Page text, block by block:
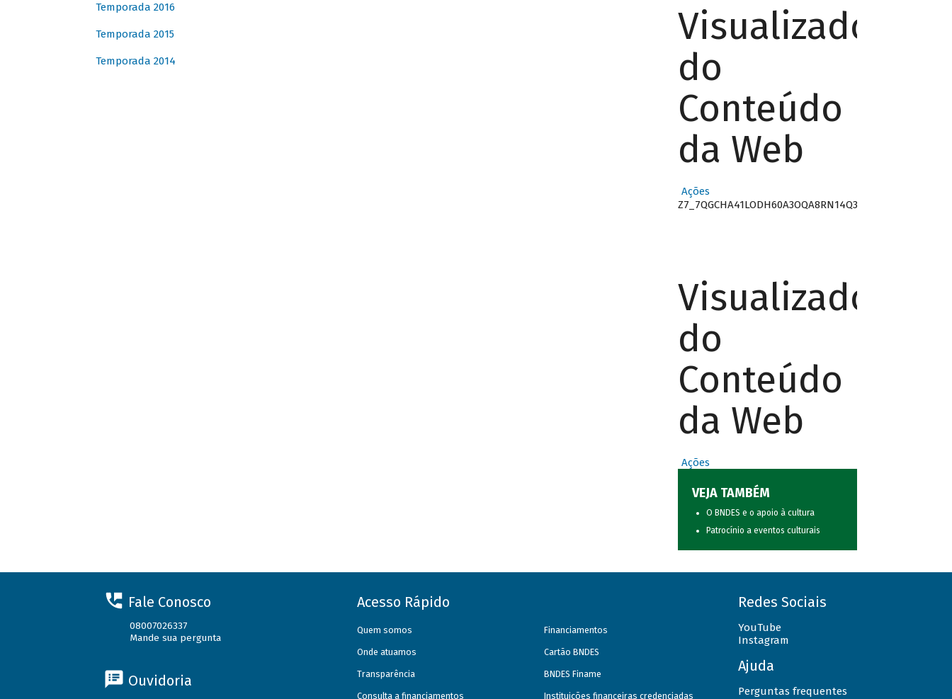
Temporada 2016
Temporada 2015
Temporada 2014
Visualizador
do
Conteúdo
da Web
Ações
Z7_7QGCHA41LODH60A3OQA8RN14Q3
Visualizador
do
Conteúdo
da Web
Ações
VEJA TAMBÉM
O BNDES e o apoio à cultura
Patrocínio a eventos culturais
Fale Conosco
08007026337
Mande sua pergunta
Ouvidoria
Acesso Rápido
Quem somos
Onde atuamos
Transparência
Consulta a financiamentos
Financiamentos
Cartão BNDES
BNDES Finame
Instituições financeiras credenciadas
Redes Sociais
YouTube
Instagram
Ajuda
Perguntas frequentes